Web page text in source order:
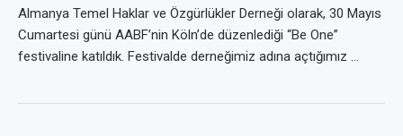
Almanya Temel Haklar ve Özgürlükler Derneği olarak, 30 Mayıs
Cumartesi günü AABF’nin Köln’de düzenlediği “Be One”
festivaline katıldık. Festivalde derneğimiz adına açtığımız …